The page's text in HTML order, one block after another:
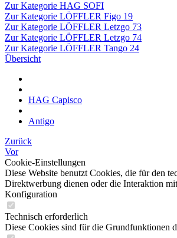
Zur Kategorie HAG SOFI
Zur Kategorie LÖFFLER Figo 19
Zur Kategorie LÖFFLER Letzgo 73
Zur Kategorie LÖFFLER Letzgo 74
Zur Kategorie LÖFFLER Tango 24
Übersicht
HAG Capisco
Antigo
Zurück
Vor
Cookie-Einstellungen
Diese Website benutzt Cookies, die für den
Direktwerbung dienen oder die Interaktion
Konfiguration
Technisch erforderlich
Diese Cookies sind für die Grundfunktionen